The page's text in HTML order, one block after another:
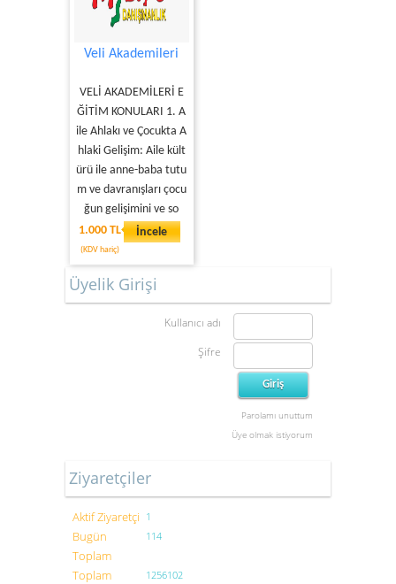
Veli Akademileri
VELİ AKADEMİLERİ E
ĞİTİM KONULARI 1. A
ile Ahlakı ve Çocukta A
hlaki Gelişim: Aile kült
ürü ile anne-baba tutu
m ve davranışları çocu
ğun gelişimini ve so
1.000 TL
(KDV hariç)
İncele
Üyelik Girişi
Kullanıcı adı
Şifre
Parolamı unuttum
Üye olmak istiyorum
Ziyaretçiler
Aktif Ziyaretçi 1
Bugün
Toplam
114
Toplam
1256102